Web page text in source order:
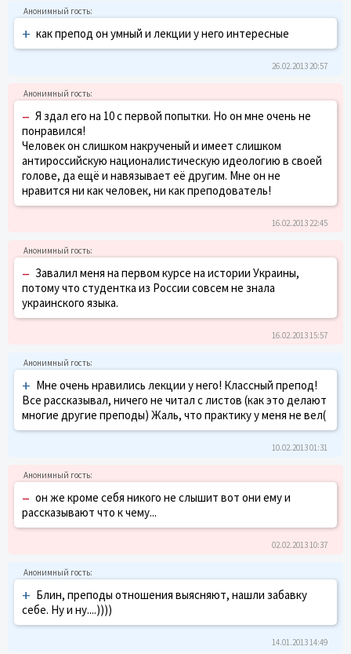
+ как препод он умный и лекции у него интересные
26.02.2013 20:57
– Я здал его на 10 с первой попытки. Но он мне очень не
понравился!
Человек он слишком накрученый и имеет слишком
антироссийскую националистическую идеологию в своей
голове, да ещё и навязывает её другим. Мне он не
нравится ни как человек, ни как преподователь!
16.02.2013 22:45
– Завалил меня на первом курсе на истории Украины,
потому что студентка из России совсем не знала
украинского языка.
16.02.2013 15:57
+ Мне очень нравились лекции у него! Классный препод!
Все рассказывал, ничего не читал с листов (как это делают
многие другие преподы) Жаль, что практику у меня не вел(
10.02.2013 01:31
– он же кроме себя никого не слышит вот они ему и
рассказывают что к чему...
02.02.2013 10:37
+ Блин, преподы отношения выясняют, нашли забавку
себе. Ну и ну....))))
14.01.2013 14:49